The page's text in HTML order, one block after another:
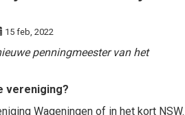
15 feb, 2022
penningmeester van het
vereniging?
Wageningen of in het kort NSW.